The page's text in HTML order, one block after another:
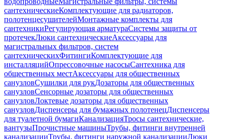
сантехническиеКомплектующие для радиаторов,
полотенцесушителейМонтажные комплекты для
сантехникиРегулирующая арматураСистемы защиты от
протечекЛюки сантехническиеАксессуары для
магистральных фильтров, систем
сантехническихФитингиКомплектующие для
инсталляцийОпрессовочные насосыСантехника для
общественных местАксессуары для общественных
санузловСушилки для рукДозаторы для общественных
санузловСенсорные дозаторы для общественных
санузловЛоктевые дозаторы для общественных
санузловДиспенсеры для бумажных полотенецДиспенсеры
для туалетной бумагиКанализацияТросы сантехнические,
вантузыПрочистные машиныТрубы, фитинги внутренней
канализацииТрубы, фитинги наружной канализацииЛюки